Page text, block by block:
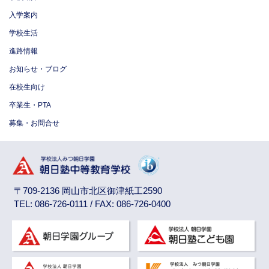
入学案内
学校生活
進路情報
お知らせ・ブログ
在校生向け
卒業生・PTA
募集・お問合せ
〒709-2136 岡山市北区御津紙工2590
TEL: 086-726-0111 / FAX: 086-726-0400